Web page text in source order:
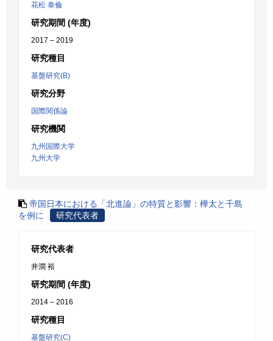
花松 泰倫
研究期間 (年度)
2017 – 2019
研究種目
基盤研究(B)
研究分野
国際関係論
研究機関
九州国際大学
九州大学
帝国日本における「北進論」の特質と影響：樺太と千島
を例に
研究代表者
研究代表者
井澗 裕
研究期間 (年度)
2014 – 2016
研究種目
基盤研究(C)